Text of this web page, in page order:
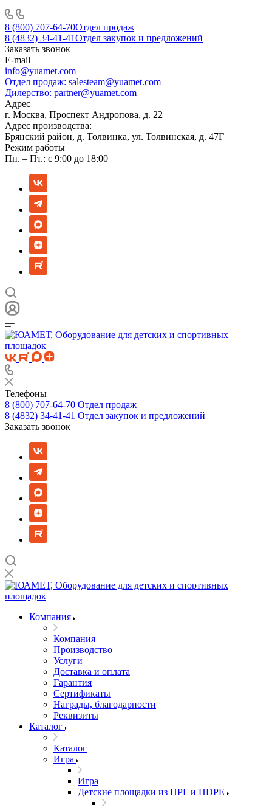
8 (800) 707-64-70Отдел продаж
8 (4832) 34-41-41Отдел закупок и предложений
Заказать звонок
E-mail
info@yuamet.com
Отдел продаж: salesteam@yuamet.com
Дилерство: partner@yuamet.com
Адрес
г. Москва, Проспект Андропова, д. 22
Адрес производства:
Брянский район, д. Толвинка, ул. Толвинская, д. 47Г
Режим работы
Пн. – Пт.: с 9:00 до 18:00
Телефоны
8 (800) 707-64-70 Отдел продаж
8 (4832) 34-41-41 Отдел закупок и предложений
Заказать звонок
Компания
Компания
Производство
Услуги
Доставка и оплата
Гарантия
Сертификаты
Награды, благодарности
Реквизиты
Каталог
Каталог
Игра
Игра
Детские площадки из HPL и HDPE